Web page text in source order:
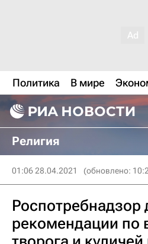
Политика В мире
Религия
01:06 28.04.2021 (обновлено:
Роспотребнадзор
рекомендации по